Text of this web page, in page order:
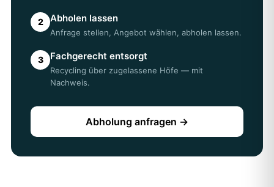
2 Abholen lassen
Anfrage stellen, Angebot wählen, abholen lassen.
3 Fachgerecht entsorgt
Recycling über zugelassene Höfe — mit
Nachweis.
Abholung anfragen →